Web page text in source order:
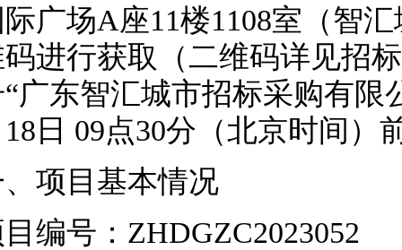
广场A座11楼1108室（智
进行获取（二维码详见招
广东智汇城市招标采购有限
日 09点30分（北京时间）
项目基本情况
编号： ZHDGZC2023052